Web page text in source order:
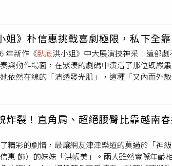
斯夸尼洛（Luca Pasqualino）、《王冠》路
）與 《恩德培行動》彼得沙利文（Peter
戰群英》史蒂芬坎貝爾摩爾（Stephen
回歸第二季。《犯罪紀錄》第一季至第二季，
查此案。他指出，嫌犯最終死亡，是因為一群
挽救了更多生命」。調查顯示，賈洛曾是美國
11年監禁，並於2024年12月自聯邦監獄獲釋。
Hall）的一間教室。警察局局長謝爾頓（
人報稱校園內發生槍擊。警方最初確認2名傷者
校方有關，目前調查仍處於初期階段，尚未
部（Army Cadet Command）公共事務官德隆
訓練團（ROTC）成員，目前軍方正與校方及
出，其中2名傷者被送往諾福克綜合醫院（
仍在加護病房接受治療。第3名傷者則在維吉尼
調查局提交的法院文件，賈洛出生於獅子山共
拉基（Anwar al-Awlaki）的講道影響，決定離
分服役，並於2015年榮譽退伍。調查指出，他
動類似2009年德州胡德堡槍擊案的攻擊。法院
姐》朴信惠挑戰喜劇極限，私下全
年新作《臥底洪小姐》中大展演技神采！這部
與動作場面，在緊湊的劇碼中演活了那位既嚴
依然在線的「清透發光肌」，這種「又內而外
心法。水分與補給的「黃金公式」朴信惠非常
水分讓肌膚由內而外飽滿有光澤。此外，她也
整天拍攝的疲累感，更是她維持透亮膚色的秘
重的拍攝行程中，朴信惠反而提倡「減法保養
用的就是玻尿酸精華，專注於保濕，讓肌膚能
康且自然穩定的肌膚狀態。（圖／取自 ssinz7
常健康的心理素質。她認為享受美食帶來的幸
炸裂！直角肩、超絕腰臀比靠越南
精彩的劇情，最讓網友津津樂道的莫過於「神級
惠 飾）的妹妹「洪帳美」。兩人雖然實際年齡